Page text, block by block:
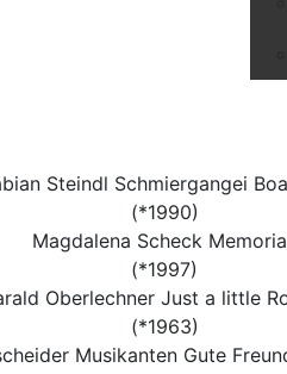
Steindl Schmiergangei
(*1990)
Magdalena Scheck
(*1997)
Oberlechner Just a little
(*1963)
Musikanten Gute